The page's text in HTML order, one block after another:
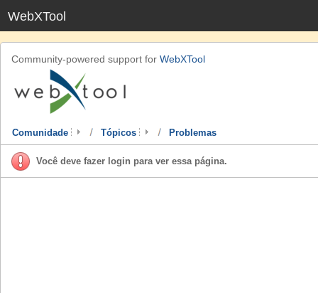
WebXTool
Community-powered support for WebXTool
Comunidade Tópicos Problemas
Você deve fazer login para ver essa página.